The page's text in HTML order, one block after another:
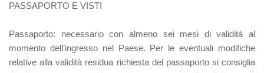
PASSAPORTO E VISTI
Passaporto: necessario con almeno sei mesi di validità al
momento dell’ingresso nel Paese. Per le eventuali modifiche
relative alla validità residua richiesta del passaporto si consiglia